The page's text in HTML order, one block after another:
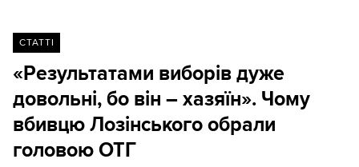
СТАТТІ
«Результатами виборів дуже
довольні, бо він – хазяїн». Чому
вбивцю Лозінського обрали
головою ОТГ